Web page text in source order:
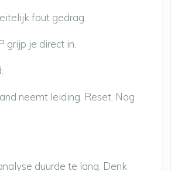
fout gedrag.
grijp je direct in.
neemt leiding. Reset. Nog
duurde te lang. Denk